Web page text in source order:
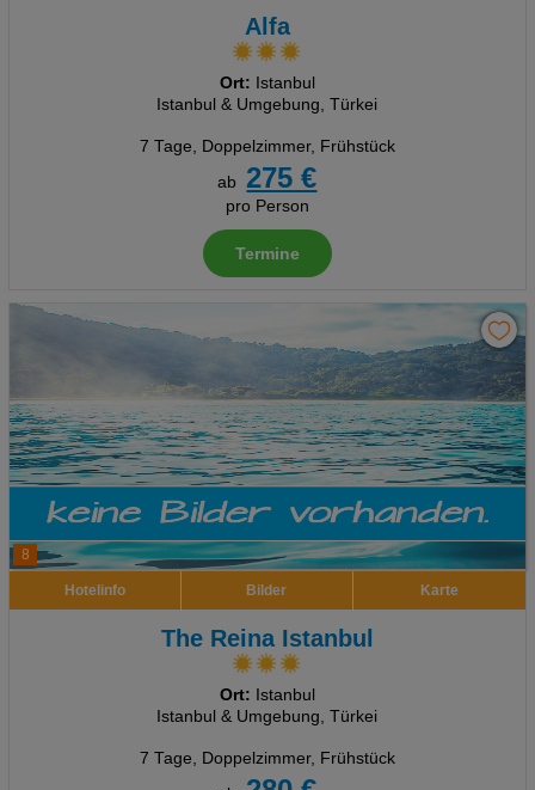
Alfa
Ort: Istanbul
Istanbul & Umgebung, Türkei
7 Tage, Doppelzimmer, Frühstück
ab
275 €
pro Person
Termine
8
Hotelinfo Bilder Karte
The Reina Istanbul
Ort: Istanbul
Istanbul & Umgebung, Türkei
7 Tage, Doppelzimmer, Frühstück